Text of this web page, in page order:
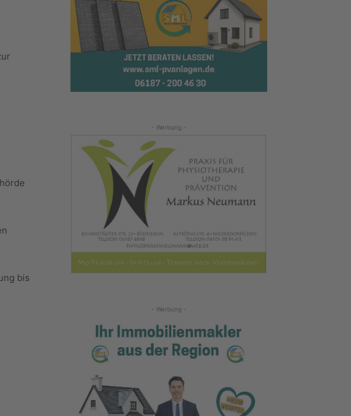
bis
- Werbung -
- Werbung -